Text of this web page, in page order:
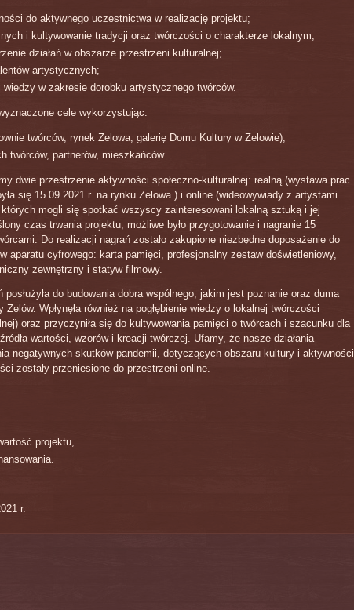
do aktywnego uczestnictwa w realizację projektu;
i kultywowanie tradycji oraz twórczości o charakterze lokalnym;
działań w obszarze przestrzeni kulturalnej;
artystycznych;
w zakresie dorobku artystycznego twórców.
cele wykorzystując:
twórców, rynek Zelowa, galerię Domu Kultury w Zelowie);
twórców, partnerów, mieszkańców.
dwie przestrzenie aktywności społeczno-kulturalnej: realną (wystawa prac
się 15.09.2021 r. na rynku Zelowa ) i online (wideowywiady z artystami
mogli się spotkać wszyscy zainteresowani lokalną sztuką i jej
czas trwania projektu, możliwe było przygotowanie i nagranie 15
Do realizacji nagrań zostało zakupione niezbędne doposażenie do
aparatu cyfrowego: karta pamięci, profesjonalny zestaw doświetleniowy,
zewnętrzny i statyw filmowy.
do budowania dobra wspólnego, jakim jest poznanie oraz duma
Wpłynęła również na pogłębienie wiedzy o lokalnej twórczości
oraz przyczyniła się do kultywowania pamięci o twórcach i szacunku dla
wartości, wzorów i kreacji twórczej. Ufamy, że nasze działania
negatywnych skutków pandemii, dotyczących obszaru kultury i aktywności
zostały przeniesione do przestrzeni online.
projektu,
r.